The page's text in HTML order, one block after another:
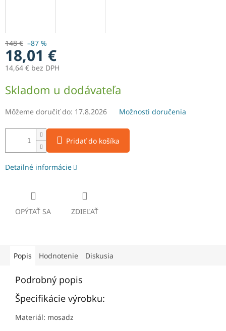
148 € –87 %
18,01 €
14,64 € bez DPH
cena:
Skladom u dodávateľa
Môžeme doručiť do: 17.8.2026 Možnosti doručenia
Pridať do košíka
Detailné informácie
OPÝTAŤ SA ZDIEĽAŤ
Popis Hodnotenie Diskusia
Podrobný popis
Špecifikácie výrobku:
Materiál: mosadz